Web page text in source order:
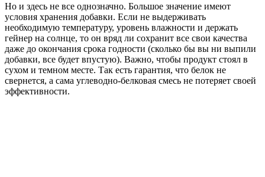
Но и здесь не все однозначно. Большое значение имеют
условия хранения добавки. Если не выдерживать
необходимую температуру, уровень влажности и держать
гейнер на солнце, то он вряд ли сохранит все свои качества
даже до окончания срока годности (сколько бы вы ни выпили
добавки, все будет впустую). Важно, чтобы продукт стоял в
сухом и темном месте. Так есть гарантия, что белок не
свернется, а сама углеводно-белковая смесь не потеряет своей
эффективности.